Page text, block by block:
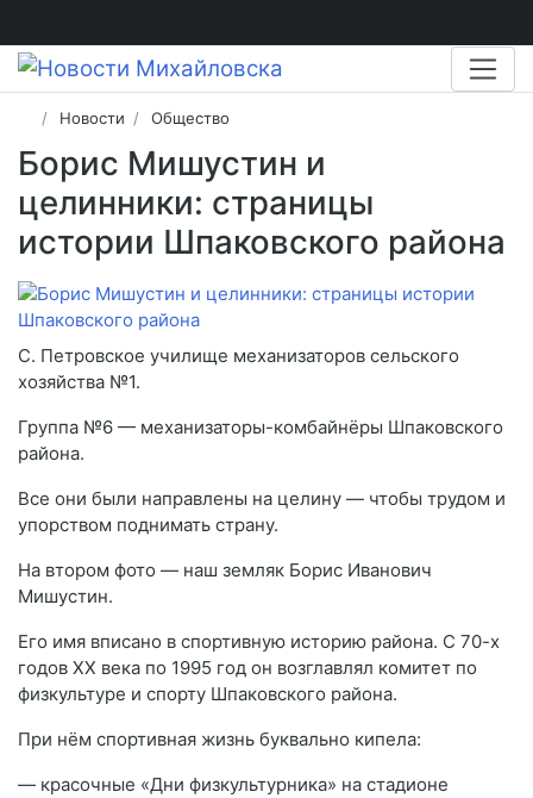
Новости Общество
Борис Мишустин и
целинники: страницы
истории Шпаковского района
С. Петровское училище механизаторов сельского
хозяйства №1.
Группа №6 — механизаторы-комбайнёры Шпаковского
района.
Все они были направлены на целину — чтобы трудом и
упорством поднимать страну.
На втором фото — наш земляк Борис Иванович
Мишустин.
Его имя вписано в спортивную историю района. С 70-х
годов XX века по 1995 год он возглавлял комитет по
физкультуре и спорту Шпаковского района.
При нём спортивная жизнь буквально кипела:
— красочные «Дни физкультурника» на стадионе